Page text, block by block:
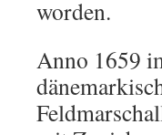
worden.
Anno 1659